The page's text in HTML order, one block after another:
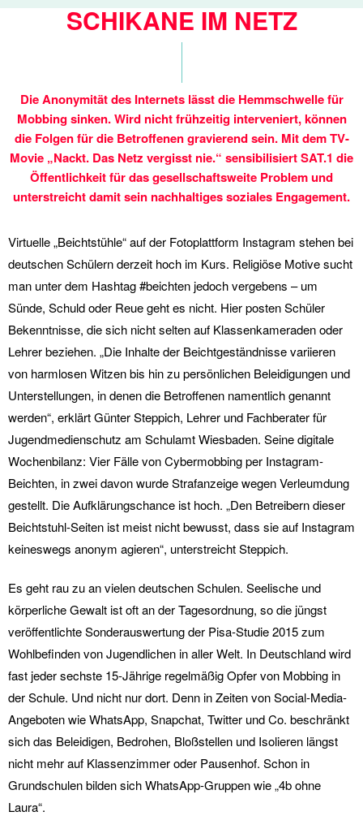
SCHIKANE IM NETZ
Die Anonymität des Internets lässt die Hemmschwelle für
Mobbing sinken. Wird nicht frühzeitig interveniert, können
die Folgen für die Betroffenen gravierend sein. Mit dem TV-
Movie „Nackt. Das Netz vergisst nie.“ sensibilisiert SAT.1 die
Öffentlichkeit für das gesellschaftsweite Problem und
unterstreicht damit sein nachhaltiges soziales Engagement.
Virtuelle „Beichtstühle“ auf der Fotoplattform Instagram stehen bei
deutschen Schülern derzeit hoch im Kurs. Religiöse Motive sucht
man unter dem Hashtag #beichten jedoch vergebens – um
Sünde, Schuld oder Reue geht es nicht. Hier posten Schüler
Bekenntnisse, die sich nicht selten auf Klassenkameraden oder
Lehrer beziehen. „Die Inhalte der Beichtgeständnisse variieren
von harmlosen Witzen bis hin zu persönlichen Beleidigungen und
Unterstellungen, in denen die Betroffenen namentlich genannt
werden“, erklärt Günter Steppich, Lehrer und Fachberater für
Jugendmedienschutz am Schulamt Wiesbaden. Seine digitale
Wochenbilanz: Vier Fälle von Cybermobbing per Instagram-
Beichten, in zwei davon wurde Strafanzeige wegen Verleumdung
gestellt. Die Aufklärungschance ist hoch. „Den Betreibern dieser
Beichtstuhl-Seiten ist meist nicht bewusst, dass sie auf Instagram
keineswegs anonym agieren“, unterstreicht Steppich.
Es geht rau zu an vielen deutschen Schulen. Seelische und
körperliche Gewalt ist oft an der Tagesordnung, so die jüngst
veröffentlichte Sonderauswertung der Pisa-Studie 2015 zum
Wohlbefinden von Jugendlichen in aller Welt. In Deutschland wird
fast jeder sechste 15-Jährige regelmäßig Opfer von Mobbing in
der Schule. Und nicht nur dort. Denn in Zeiten von Social-Media-
Angeboten wie WhatsApp, Snapchat, Twitter und Co. beschränkt
sich das Beleidigen, Bedrohen, Bloßstellen und Isolieren längst
nicht mehr auf Klassenzimmer oder Pausenhof. Schon in
Grundschulen bilden sich WhatsApp-Gruppen wie „4b ohne
Laura“.